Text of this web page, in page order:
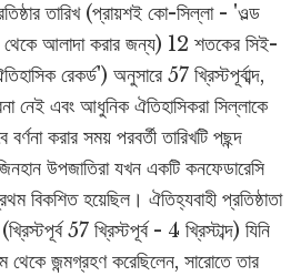
তারিখ (প্রায়শই কো-সিল্লা - 'ওল্ড
থেকে আলাদা করার জন্য) 12 শতকের সিই-
রেকর্ড') অনুসারে 57 খ্রিস্টপূর্বাব্দ,
নেই এবং আধুনিক ঐতিহাসিকরা সিল্লাকে
করার সময় পরবর্তী তারিখটি পছন্দ
উপজাতিরা যখন একটি কনফেডারেসি
বিকশিত হয়েছিল। ঐতিহ্যবাহী প্রতিষ্ঠাতা
57 খ্রিস্টপূর্ব - 4 খ্রিস্টাব্দ) যিনি
থেকে জন্মগ্রহণ করেছিলেন, সারোতে তার